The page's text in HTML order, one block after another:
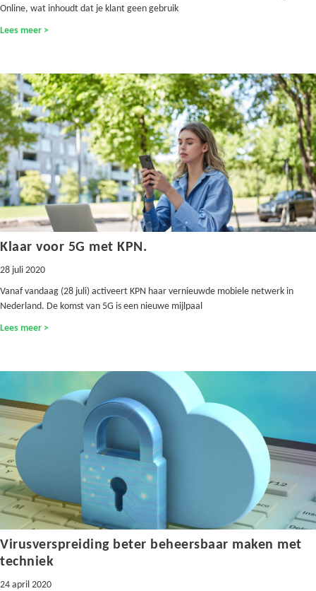
Online, wat inhoudt dat je klant geen gebruik
Lees meer >
Klaar voor 5G met KPN.
28 juli 2020
Vanaf vandaag (28 juli) activeert KPN haar vernieuwde mobiele netwerk in
Nederland. De komst van 5G is een nieuwe mijlpaal
Lees meer >
Virusverspreiding beter beheersbaar maken met
techniek
24 april 2020